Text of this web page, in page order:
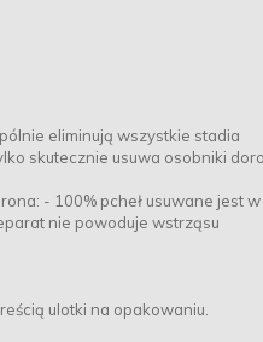
eliminują wszystkie stadia
skutecznie usuwa osobniki
- 100% pcheł usuwane jest w
nie powoduje wstrząsu
ulotki na opakowaniu.